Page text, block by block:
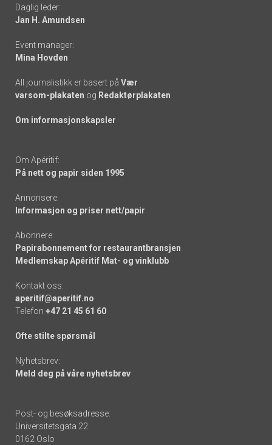
links
Daglig leder:
Jan H. Amundsen
Event manager:
Mina Hovden
All journalistikk er basert på Vær
varsom-plakaten og Redaktørplakaten
Om informasjonskapsler
Om Apéritif:
På nett og papir siden 1995
Annonsere:
Informasjon og priser nett/papir
Abonnere:
Papirabonnement for restaurantbransjen
Medlemskap Apéritif Mat- og vinklubb
Kontakt oss:
aperitif@aperitif.no
Telefon +47 21 45 61 60
Ofte stilte spørsmål
Nyhetsbrev:
Meld deg på våre nyhetsbrev
Post- og besøksadresse:
Universitetsgata 22
0162 Oslo